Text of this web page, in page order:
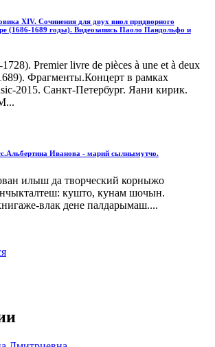
XIV. Сочинения для двух виол придворного
(1686-1689 годы). Видеозапись Паоло Пандольфо и
Premier livre de pièces à une et à deux
Фрагменты.Концерт в рамках
2015. Санкт-Петербург. Яани кирик.
Иванова - марий сылнымутчо.
илыш да творческий корныжо
кушто, кунам шочын.
влак дене палдарымаш....